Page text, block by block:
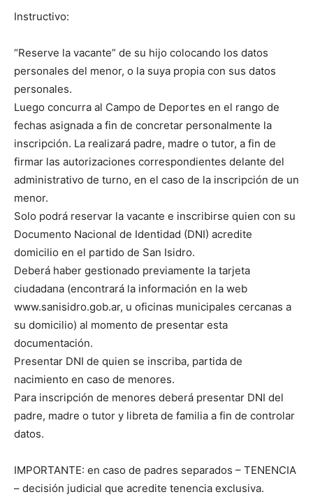
Instructivo:
“Reserve la vacante” de su hijo colocando los datos
personales del menor, o la suya propia con sus datos
personales.
Luego concurra al Campo de Deportes en el rango de
fechas asignada a fin de concretar personalmente la
inscripción. La realizará padre, madre o tutor, a fin de
firmar las autorizaciones correspondientes delante del
administrativo de turno, en el caso de la inscripción de un
menor.
Solo podrá reservar la vacante e inscribirse quien con su
Documento Nacional de Identidad (DNI) acredite
domicilio en el partido de San Isidro.
Deberá haber gestionado previamente la tarjeta
ciudadana (encontrará la información en la web
www.sanisidro.gob.ar, u oficinas municipales cercanas a
su domicilio) al momento de presentar esta
documentación.
Presentar DNI de quien se inscriba, partida de
nacimiento en caso de menores.
Para inscripción de menores deberá presentar DNI del
padre, madre o tutor y libreta de familia a fin de controlar
datos.
IMPORTANTE: en caso de padres separados – TENENCIA
– decisión judicial que acredite tenencia exclusiva.